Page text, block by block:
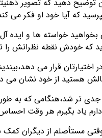
توضیح دهید که تصویر
که آیا خود او فکر می
بخواهید خواسته ها و
که خودش نقطه نظراتش
در اختیارتان قرار می
هستید از خود نشان می
جدی تر شد،هنگامی که به
یاد بگیرم هر وقت
مستأصلم از دیگران کمک